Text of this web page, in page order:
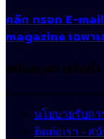
คลิก กรอก E-
magazine เฉพาะ
สนับสนุนการจัดท
นโยบายรับก
ติดต่อเรา - ส